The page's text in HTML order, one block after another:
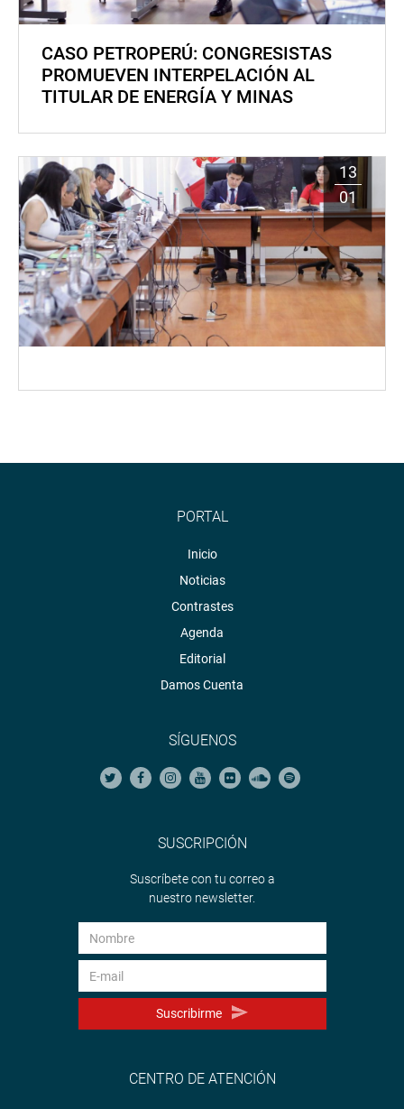
CASO PETROPERÚ: CONGRESISTAS
PROMUEVEN INTERPELACIÓN AL
TITULAR DE ENERGÍA Y MINAS
13
01
PORTAL
Inicio
Noticias
Contrastes
Agenda
Editorial
Damos Cuenta
SÍGUENOS
SUSCRIPCIÓN
Suscríbete con tu correo a
nuestro newsletter.
Suscribirme
CENTRO DE ATENCIÓN